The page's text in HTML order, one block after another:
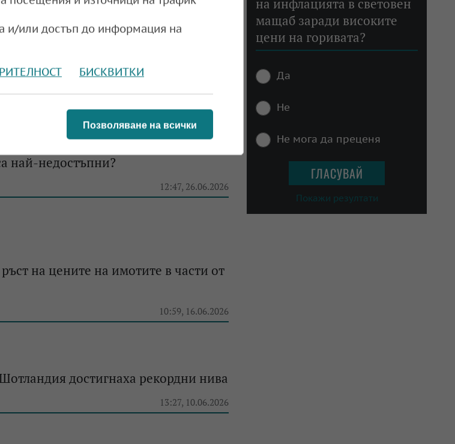
за недвижими имоти, тъй
ръстът на цените
12:27, 30.06.2026
най-недостъпни?
12:47, 26.06.2026
на цените на имотите в части от
10:59, 16.06.2026
достигнаха рекордни нива
13:27, 10.06.2026
на инфлацията в световен
мащаб заради високите
цени на горивата?
Да
Не
Не мога да преценя
Покажи резултати
и/или достъп до информация на
БИСКВИТКИ
Позволяване на всички